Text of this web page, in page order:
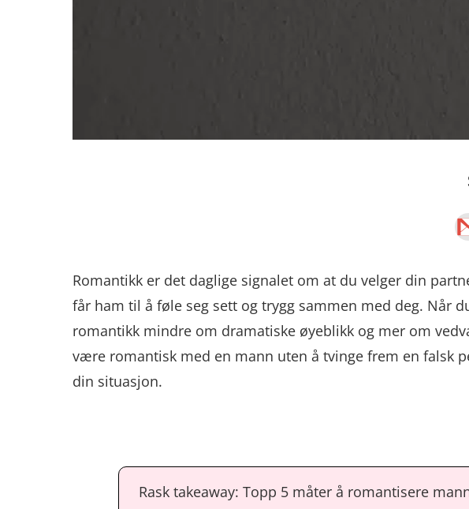
Romantikk er det daglige signalet om at du velger din
får ham til å føle seg sett og trygg sammen med deg. Når
romantikk mindre om dramatiske øyeblikk og mer om
være romantisk med en mann uten å tvinge frem en falsk
din situasjon.
Rask takeaway: Topp 5 måter å romantisere